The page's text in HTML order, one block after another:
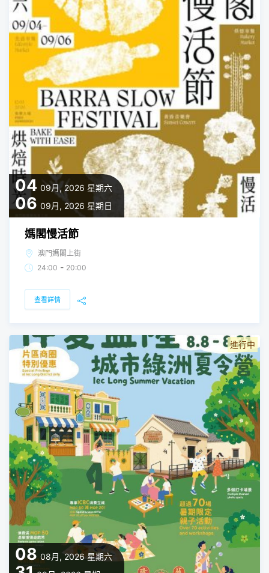
04 09月, 2026 星期六
06 09月, 2026 星期日
媽閣慢活節
澳門媽閣上街
24:00 - 20:00
查看詳情
08 08月, 2026 星期六
進行中